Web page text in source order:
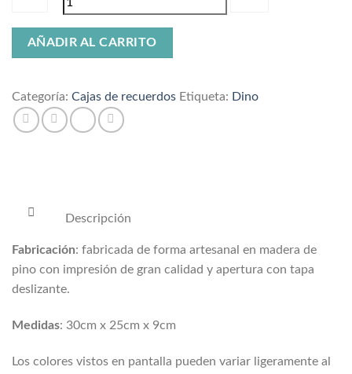
Caja
dino
cantidad
AÑADIR AL CARRITO
Categoría: Cajas de recuerdos Etiqueta: Dino
Descripción
Fabricación: fabricada de forma artesanal en madera de
pino con impresión de gran calidad y apertura con tapa
deslizante.
Medidas: 30cm x 25cm x 9cm
Los colores vistos en pantalla pueden variar ligeramente al